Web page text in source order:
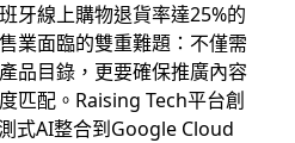
牙線上購物退貨率達25%的
業面臨的雙重難題：不僅需
品目錄，更要確保推廣內容
匹配。Raising Tech平台創
式AI整合到Google Cloud